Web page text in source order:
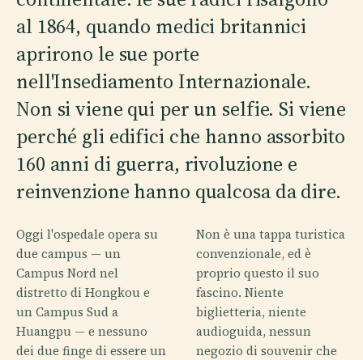
al 1864, quando medici britannici
aprirono le sue porte
nell'Insediamento Internazionale.
Non si viene qui per un selfie. Si viene
perché gli edifici che hanno assorbito
160 anni di guerra, rivoluzione e
reinvenzione hanno qualcosa da dire.
Oggi l'ospedale opera su
due campus — un
Campus Nord nel
distretto di Hongkou e
un Campus Sud a
Huangpu — e nessuno
dei due finge di essere un
Non è una tappa turistica
convenzionale, ed è
proprio questo il suo
fascino. Niente
biglietteria, niente
audioguida, nessun
negozio di souvenir che